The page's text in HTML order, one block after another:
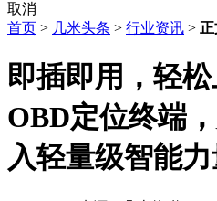
取消
首页 > 几米头条 > 行业资讯 >
即插即用，轻
OBD定位终端
入轻量级智能